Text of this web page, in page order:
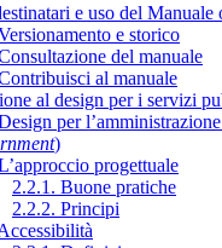
e uso del Manuale
e storico
del manuale
al manuale
al design per i servizi
per
)
progettuale
2.2.1. Buone pratiche
2.2.2. Principi